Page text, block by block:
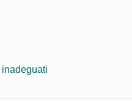
inadeguati